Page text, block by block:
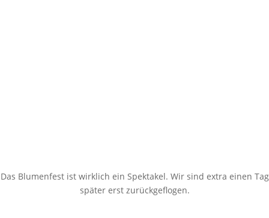
Das Blumenfest ist wirklich ein Spektakel. Wir sind extra einen Tag
später erst zurückgeflogen.